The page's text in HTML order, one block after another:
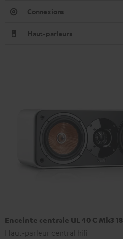
Connexions
Haut-parleurs
Enceinte centrale UL 40 C Mk3 18
Haut-parleur central hifi